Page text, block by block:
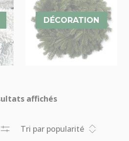
DÉCORATION
affichés
Tri par popularité